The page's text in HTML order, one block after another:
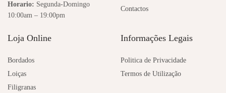
Horario: Segunda-Domingo
10:00am – 19:00pm
Contactos
Loja Online
Bordados
Loiças
Filigranas
Informações Legais
Politica de Privacidade
Termos de Utilização